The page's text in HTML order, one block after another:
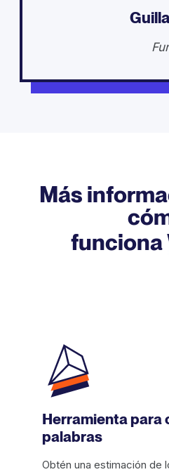
Más
funciona
Herramienta para
palabras
Obtén una estimación de